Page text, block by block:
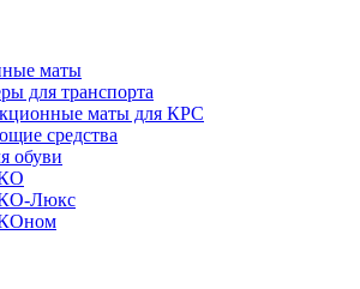
маты
для транспорта
маты для КРС
средства
обуви
Люкс